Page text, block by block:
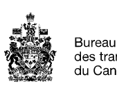
Sélection
de
la
langue